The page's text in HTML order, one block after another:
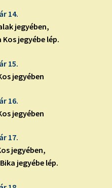
14.
jegyében,
jegyébe lép.
15.
jegyében
16.
jegyében
17.
jegyében,
jegyébe lép.